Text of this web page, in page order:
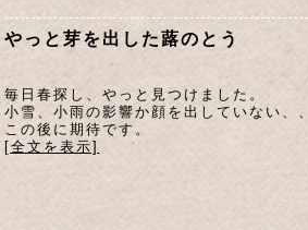
やっと芽を出した蕗のとう
毎日春探し、やっと見つけました。
小雪、小雨の影響か顔を出していない、、
この後に期待です。
[全文を表示]